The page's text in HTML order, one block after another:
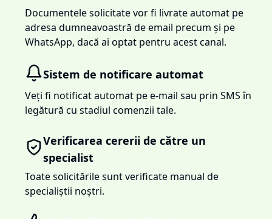
Documentele solicitate vor fi livrate automat pe
adresa dumneavoastră de email precum și pe
WhatsApp, dacă ai optat pentru acest canal.
Sistem de notificare automat
Veți fi notificat automat pe e-mail sau prin SMS în
legătură cu stadiul comenzii tale.
Verificarea cererii de către un
specialist
Toate solicitările sunt verificate manual de
specialiștii noștri.